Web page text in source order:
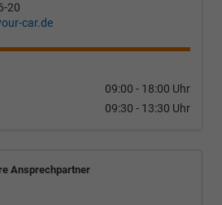
20
car.de
09:00 - 18:00 Uhr
09:30 - 13:30 Uhr
Ansprechpartner